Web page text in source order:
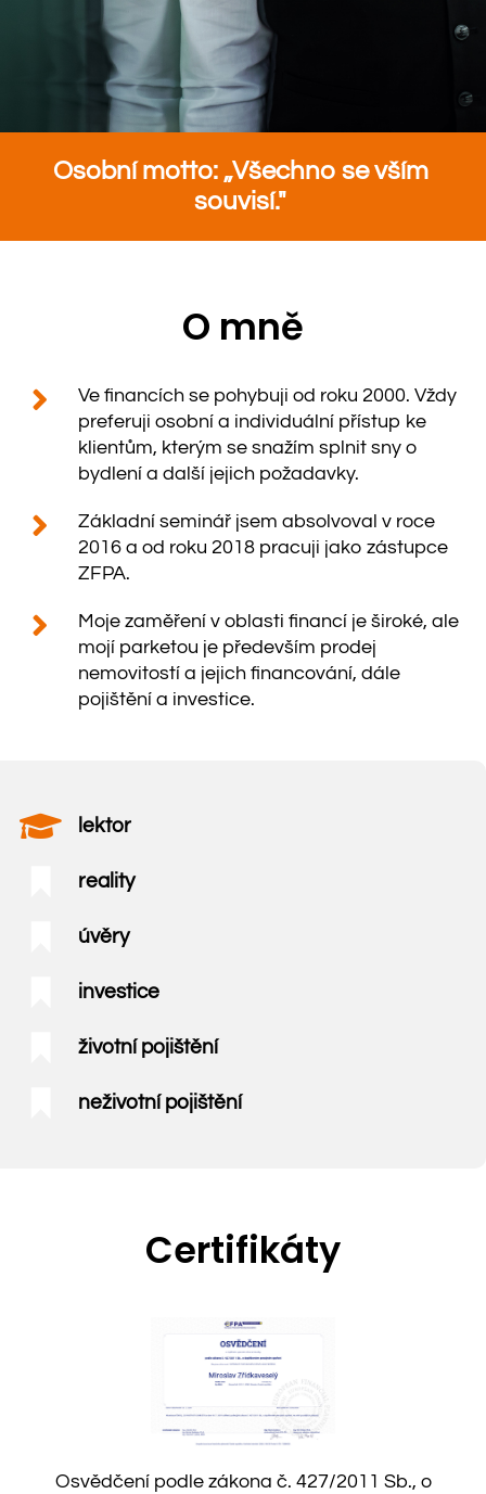
Osobní motto: „Všechno se vším
souvisí."
O mně
Ve financích se pohybuji od roku 2000. Vždy
preferuji osobní a individuální přístup ke
klientům, kterým se snažím splnit sny o
bydlení a další jejich požadavky.
Základní seminář jsem absolvoval v roce
2016 a od roku 2018 pracuji jako zástupce
ZFPA.
Moje zaměření v oblasti financí je široké, ale
mojí parketou je především prodej
nemovitostí a jejich financování, dále
pojištění a investice.
lektor
reality
úvěry
investice
životní pojištění
neživotní pojištění
Certifikáty
Osvědčení podle zákona č. 427/2011 Sb., o